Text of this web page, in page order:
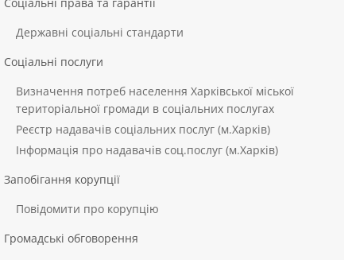
Державні соціальні стандарти
Соціальні послуги
Визначення потреб населення Харківської міської
територіальної громади в соціальних послугах
Реєстр надавачів соціальних послуг (м.Харків)
Інформація про надавачів соц.послуг (м.Харків)
Запобігання корупції
Повідомити про корупцію
Громадські обговорення